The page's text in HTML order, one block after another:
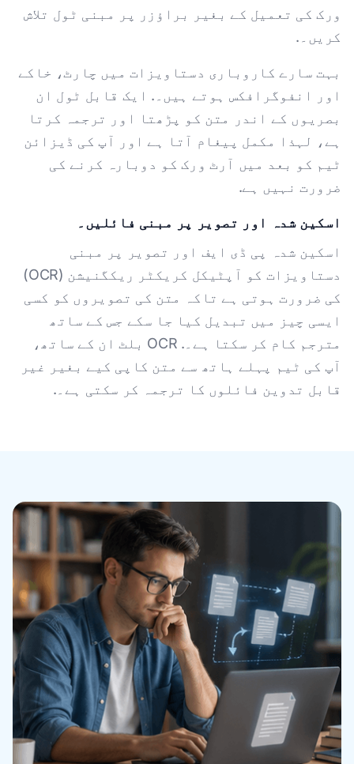
ورک کی تعمیل کے بغیر براؤزر پر مبنی ٹول تلاش
کریں۔.
بہت سارے کاروباری دستاویزات میں چارٹ، خاکے
اور انفوگرافکس ہوتے ہیں۔. ایک قابل ٹول ان
بصریوں کے اندر متن کو پڑھتا اور ترجمہ کرتا
ہے، لہذا مکمل پیغام آتا ہے اور آپ کی ڈیزائن
ٹیم کو بعد میں آرٹ ورک کو دوبارہ کرنے کی
ضرورت نہیں ہے.
اسکین شدہ اور تصویر پر مبنی فائلیں۔
اسکین شدہ پی ڈی ایف اور تصویر پر مبنی
دستاویزات کو آپٹیکل کریکٹر ریکگنیشن (OCR)
کی ضرورت ہوتی ہے تاکہ متن کی تصویروں کو کسی
ایسی چیز میں تبدیل کیا جا سکے جس کے ساتھ
مترجم کام کر سکتا ہے۔. OCR بلٹ ان کے ساتھ،
آپ کی ٹیم پہلے ہاتھ سے متن کاپی کیے بغیر غیر
قابل تدوین فائلوں کا ترجمہ کر سکتی ہے۔.